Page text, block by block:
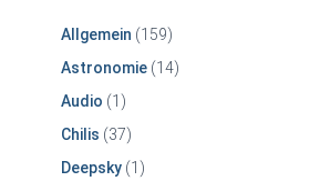
Allgemein (159)
Astronomie (14)
Audio (1)
Chilis (37)
Deepsky (1)